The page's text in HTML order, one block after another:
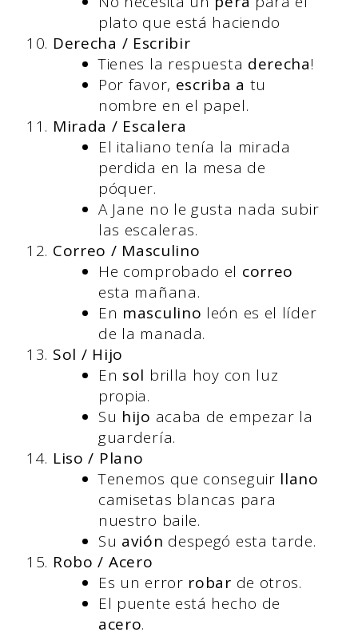
plato que está haciendo
Derecha / Escribir
Tienes la respuesta derecha!
Por favor, escriba a tu
nombre en el papel.
Mirada / Escalera
El italiano tenía la mirada
perdida en la mesa de
póquer.
A Jane no le gusta nada subir
las escaleras.
Correo / Masculino
He comprobado el correo
esta mañana.
En masculino león es el líder
de la manada.
Sol / Hijo
En sol brilla hoy con luz
propia.
Su hijo acaba de empezar la
guardería.
Liso / Plano
Tenemos que conseguir llano
camisetas blancas para
nuestro baile.
Su avión despegó esta tarde.
Robo / Acero
Es un error robar de otros.
El puente está hecho de
acero.